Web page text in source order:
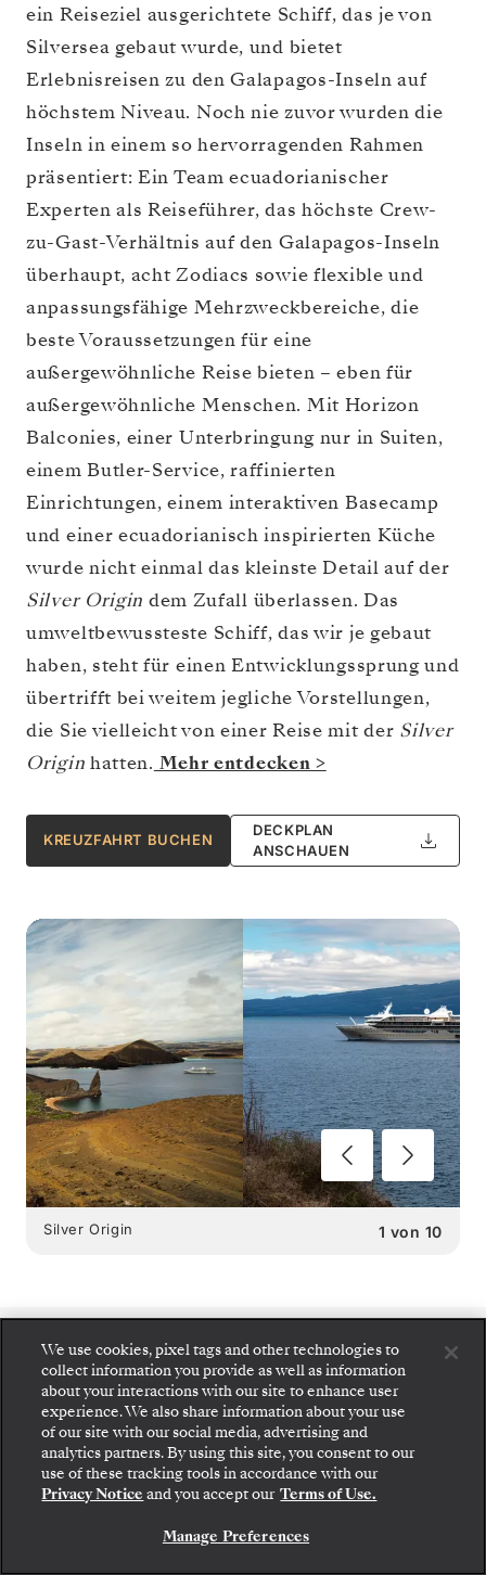
ein Reiseziel ausgerichtete Schiff, das je von
Silversea gebaut wurde, und bietet
Erlebnisreisen zu den Galapagos-Inseln auf
höchstem Niveau. Noch nie zuvor wurden die
Inseln in einem so hervorragenden Rahmen
präsentiert: Ein Team ecuadorianischer
Experten als Reiseführer, das höchste Crew-
zu-Gast-Verhältnis auf den Galapagos-Inseln
überhaupt, acht Zodiacs sowie flexible und
anpassungsfähige Mehrzweckbereiche, die
beste Voraussetzungen für eine
außergewöhnliche Reise bieten – eben für
außergewöhnliche Menschen. Mit Horizon
Balconies, einer Unterbringung nur in Suiten,
einem Butler-Service, raffinierten
Einrichtungen, einem interaktiven Basecamp
und einer ecuadorianisch inspirierten Küche
wurde nicht einmal das kleinste Detail auf der
Silver Origin dem Zufall überlassen. Das
umweltbewussteste Schiff, das wir je gebaut
haben, steht für einen Entwicklungssprung und
übertrifft bei weitem jegliche Vorstellungen,
die Sie vielleicht von einer Reise mit der Silver
Origin hatten. Mehr entdecken >
KREUZFAHRT BUCHEN
DECKPLAN
ANSCHAUEN
1 von 10
Silver Origin
SILVER ORIGIN
SPEISEMÖGLICHKEITEN
2 RESTAURANTS
Gehen Sie an Bord: Wählen Sie Ihre Suite und
prüfen Sie die Preise und Inklusivleistungen, bevor
Sie Ihre Silversea-Reise sicher bestätigen.
BUCHEN SIE IHRE SUITE
We use cookies, pixel tags and other technologies to
collect information you provide as well as information
about your interactions with our site to enhance user
experience. We also share information about your use
of our site with our social media, advertising and
analytics partners. By using this site, you consent to our
use of these tracking tools in accordance with our
Privacy Notice and you accept our Terms of Use.
Manage Preferences